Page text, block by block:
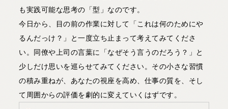
も実践可能な思考の「型」なのです。
今日から、目の前の作業に対して「これは何のためにや
るんだっけ？」と一度立ち止まって考えてみてくださ
い。同僚や上司の言葉に「なぜそう言うのだろう？」と
少しだけ思いを巡らせてみてください。その小さな習慣
の積み重ねが、あなたの視座を高め、仕事の質を、そし
て周囲からの評価を劇的に変えていくはずです。